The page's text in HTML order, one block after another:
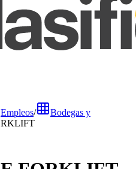
Empleos/
Bodegas y